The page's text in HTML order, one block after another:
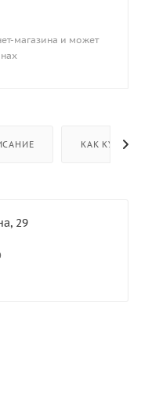
магазина и может
КАК КУПИТЬ
29